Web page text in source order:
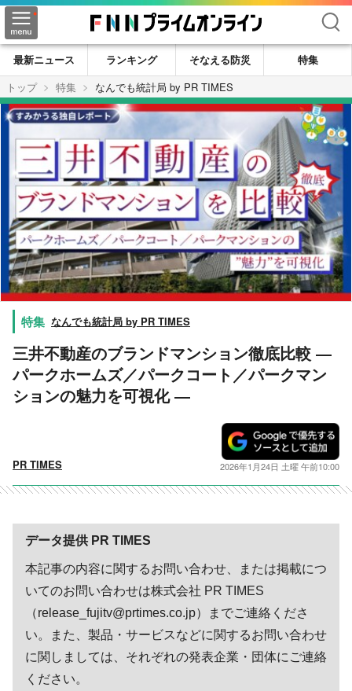
検索
最新ニュース ランキング そなえる防災
特集
トップ
特集 なんでも統計局 by PR TIMES
なんでも統計局 by PR TIMES
三井不動産のブランドマンション徹底比較 ―
パークホームズ／パークコート／パークマン
ションの魅力を可視化 ―
PR TIMES 2026年1月24日 土曜 午前10:00
データ提供 PR TIMES
本記事の内容に関するお問い合わせ、または掲載につ
いてのお問い合わせは株式会社 PR TIMES
（release_fujitv@prtimes.co.jp）までご連絡くださ
い。また、製品・サービスなどに関するお問い合わせ
に関しましては、それぞれの発表企業・団体にご連絡
ください。